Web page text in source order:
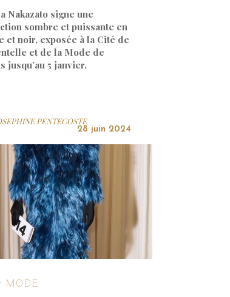
Nakazato signe une
sombre et puissante en
et noir, exposée à la Cité de
et de la Mode de
jusqu’au 5 janvier.
PENTECOSTE
28 juin 2024
MODE